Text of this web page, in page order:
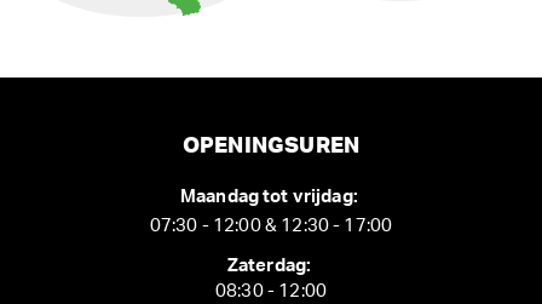
OPENINGSUREN
Maandag tot vrijdag:
07:30 - 12:00 & 12:30 - 17:00
Zaterdag:
08:30 - 12:00